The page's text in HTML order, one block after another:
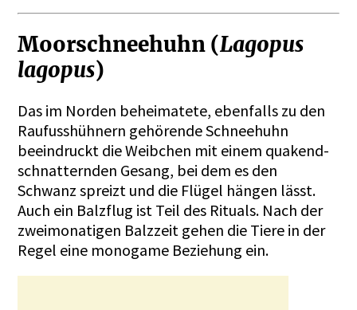
Moorschneehuhn (Lagopus
lagopus)
Das im Norden beheimatete, ebenfalls zu den
Raufusshühnern gehörende Schneehuhn
beeindruckt die Weibchen mit einem quakend-
schnatternden Gesang, bei dem es den
Schwanz spreizt und die Flügel hängen lässt.
Auch ein Balzflug ist Teil des Rituals. Nach der
zweimonatigen Balzzeit gehen die Tiere in der
Regel eine monogame Beziehung ein.